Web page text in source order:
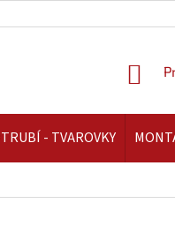
- TVAROVKY